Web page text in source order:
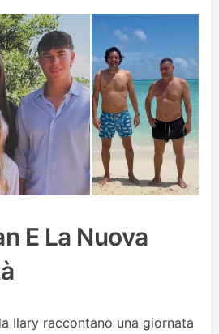
E La Nuova
Ilary raccontano una giornata